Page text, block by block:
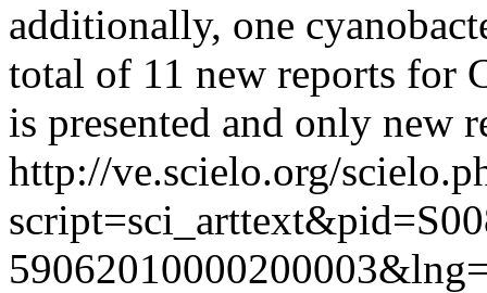
additionally, one
total of 11 new reports for
is presented and only new
http://ve.scielo.org/